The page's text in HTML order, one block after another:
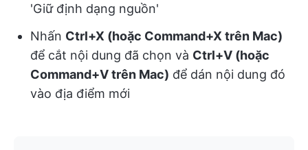
'Giữ định dạng nguồn'
Nhấn Ctrl+X (hoặc Command+X trên Mac)
để cắt nội dung đã chọn và Ctrl+V (hoặc
Command+V trên Mac) để dán nội dung đó
vào địa điểm mới